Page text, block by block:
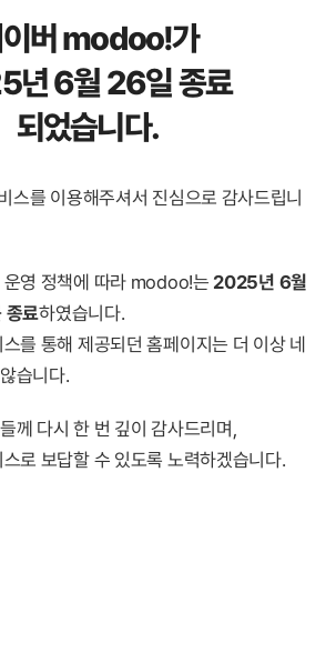
버 modoo!가
년 6월 26일 종료
되었습니다.
를 이용해주셔서 진심으로 감사드립니
운영 정책에 따라 modoo!는 2025년 6월
종료하였습니다.
를 통해 제공되던 홈페이지는 더 이상 네
습니다.
께 다시 한 번 깊이 감사드리며,
로 보답할 수 있도록 노력하겠습니다.